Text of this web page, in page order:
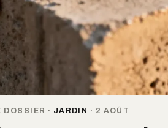
DOSSIER · JARDIN · 2 AOÛT